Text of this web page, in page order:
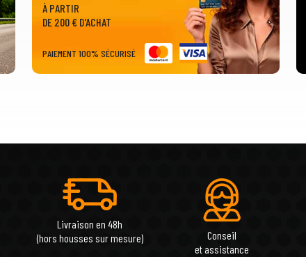
À PARTIR
DE 200 € D'ACHAT
PAIEMENT 100% SÉCURISÉ
Livraison en 48h
(hors housses sur mesure)
Conseil
et assistance